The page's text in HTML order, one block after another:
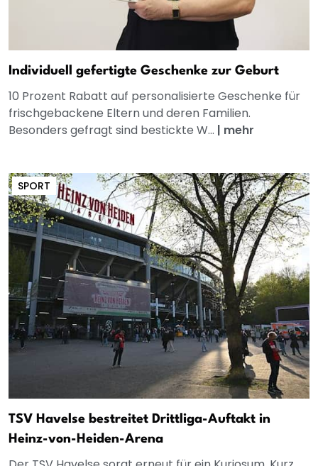
Individuell gefertigte Geschenke zur Geburt
10 Prozent Rabatt auf personalisierte Geschenke für
frischgebackene Eltern und deren Familien.
Besonders gefragt sind bestickte W... | mehr
SPORT
TSV Havelse bestreitet Drittliga-Auftakt in
Heinz-von-Heiden-Arena